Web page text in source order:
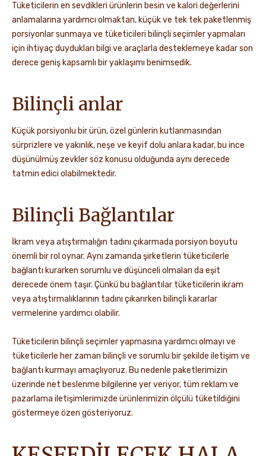
Tüketicilerin en sevdikleri ürünlerin besin ve kalori değerlerini
anlamalarına yardımcı olmaktan, küçük ve tek tek paketlenmiş
porsiyonlar sunmaya ve tüketicileri bilinçli seçimler yapmaları
için ihtiyaç duydukları bilgi ve araçlarla desteklemeye kadar son
derece geniş kapsamlı bir yaklaşımı benimsedik.
Bilinçli anlar
Küçük porsiyonlu bir ürün, özel günlerin kutlanmasından
sürprizlere ve yakınlık, neşe ve keyif dolu anlara kadar, bu ince
düşünülmüş zevkler söz konusu olduğunda aynı derecede
tatmin edici olabilmektedir.
Bilinçli Bağlantılar
İkram veya atıştırmalığın tadını çıkarmada porsiyon boyutu
önemli bir rol oynar. Aynı zamanda şirketlerin tüketicilerle
bağlantı kurarken sorumlu ve düşünceli olmaları da eşit
derecede önem taşır. Çünkü bu bağlantılar tüketicilerin ikram
veya atıştırmalıklarının tadını çıkarırken bilinçli kararlar
vermelerine yardımcı olabilir.
Tüketicilerin bilinçli seçimler yapmasına yardımcı olmayı ve
tüketicilerle her zaman bilinçli ve sorumlu bir şekilde iletişim ve
bağlantı kurmayı amaçlıyoruz. Bu nedenle paketlerimizin
üzerinde net beslenme bilgilerine yer veriyor, tüm reklam ve
pazarlama iletişimlerimizde ürünlerimizin ölçülü tüketildiğini
göstermeye özen gösteriyoruz.